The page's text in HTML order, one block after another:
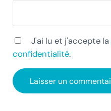
J'ai lu et j'accepte la
confidentialité.